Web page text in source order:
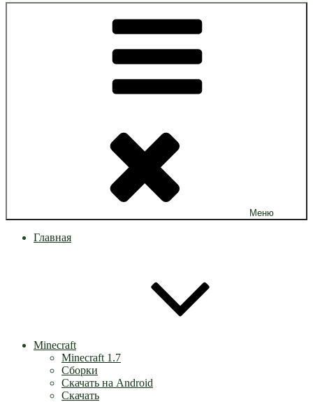
Меню
Главная
Minecraft
Minecraft 1.7
Сборки
Скачать на Android
Скачать